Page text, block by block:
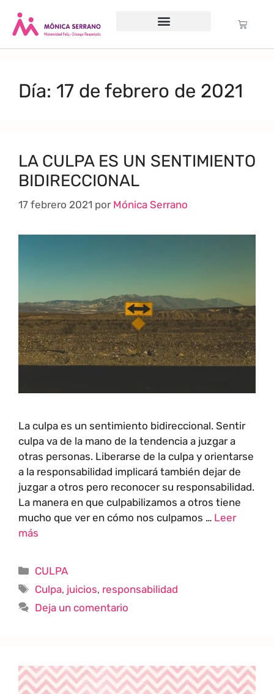
Día: 17 de febrero de 2021
LA CULPA ES UN SENTIMIENTO
BIDIRECCIONAL
17 febrero 2021 por Mónica Serrano
La culpa es un sentimiento bidireccional. Sentir
culpa va de la mano de la tendencia a juzgar a
otras personas. Liberarse de la culpa y orientarse
a la responsabilidad implicará también dejar de
juzgar a otros pero reconocer su responsabilidad.
La manera en que culpabilizamos a otros tiene
mucho que ver en cómo nos culpamos … Leer
más
CULPA
Culpa, juicios, responsabilidad
Deja un comentario